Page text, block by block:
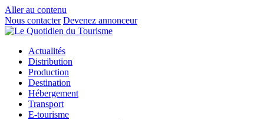
Aller au contenu
Nous contacter Devenez annonceur
Actualités
Distribution
Production
Destination
Hébergement
Transport
E-tourisme